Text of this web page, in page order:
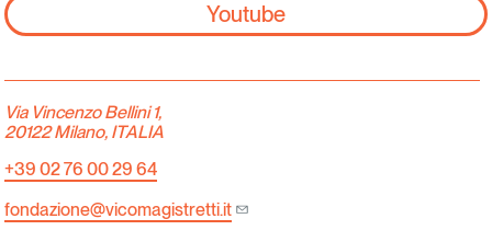
Youtube
Via Vincenzo Bellini 1,
20122 Milano, ITALIA
+39 02 76 00 29 64
fondazione@vicomagistretti.it